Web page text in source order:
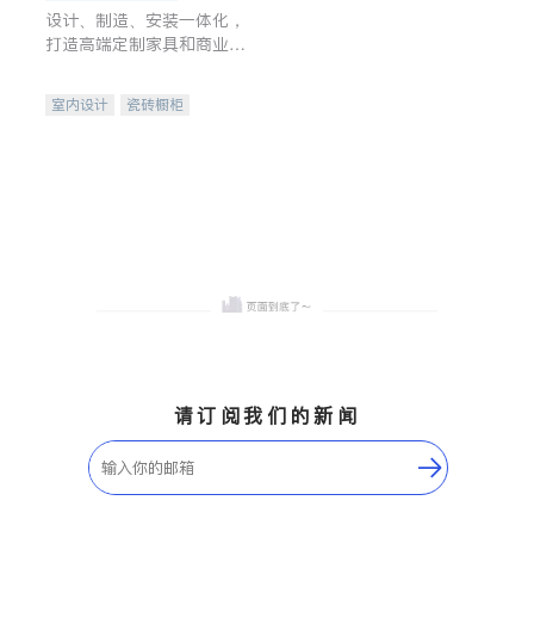
设计、制造、安装一体化，
打造高端定制家具和商业空
室内设计
瓷砖橱柜
请订阅我们的新闻